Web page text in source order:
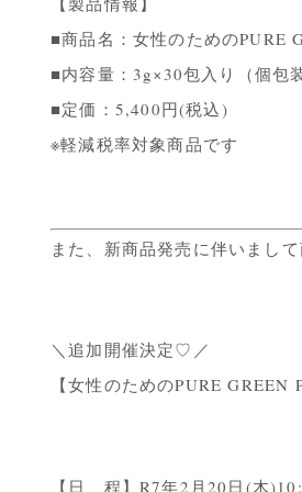
■商品名：女性のためのPURE
■内容量：3g×30包入り（個包装
■定価：5,400円(税込)
※軽減税率対象商品です
また、新商品発売に伴いまし
＼追加開催決定♡／
【女性のためのPURE
【日 程】R7年2月20日(木